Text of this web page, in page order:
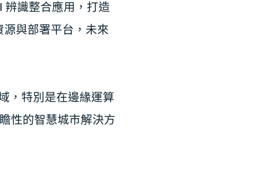
辨識整合應⽤，打造
源與部署平台，未來
，特別是在邊緣運算
性的智慧城市解決⽅